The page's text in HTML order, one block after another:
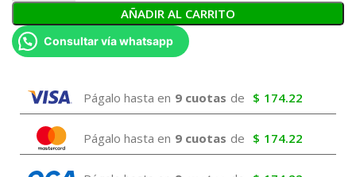
AÑADIR AL CARRITO
Consultar vía whatsapp
Págalo hasta en 9 cuotas de $ 174.22
Págalo hasta en 9 cuotas de $ 174.22